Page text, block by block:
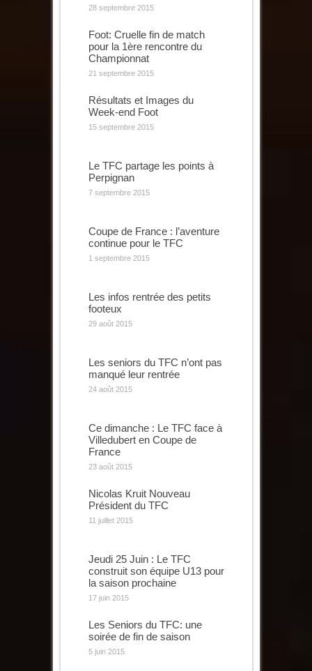
28 septembre 2015
Foot: Cruelle fin de match
pour la 1ère rencontre du
Championnat
21 septembre 2015
Résultats et Images du
Week-end Foot
15 septembre 2015
Le TFC partage les points à
Perpignan
7 septembre 2015
Coupe de France : l’aventure
continue pour le TFC
1 septembre 2015
Les infos rentrée des petits
footeux
29 août 2015
Les seniors du TFC n’ont pas
manqué leur rentrée
24 août 2015
Ce dimanche : Le TFC face à
Villedubert en Coupe de
France
23 août 2015
Nicolas Kruit Nouveau
Président du TFC
11 juillet 2015
Jeudi 25 Juin : Le TFC
construit son équipe U13 pour
la saison prochaine
17 juin 2015
Les Seniors du TFC: une
soirée de fin de saison
5 juin 2015